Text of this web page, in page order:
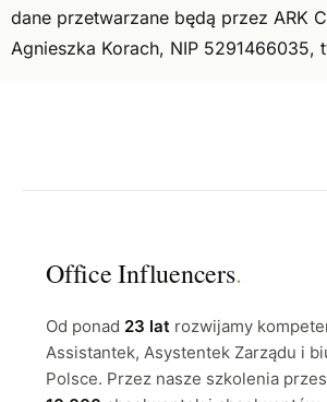
dane przetwarzane będą przez ARK
Agnieszka Korach, NIP 5291466035,
Office Influencers.
Od ponad 23 lat rozwijamy
Assistantek, Asystentek Zarządu i
Polsce. Przez nasze szkolenia